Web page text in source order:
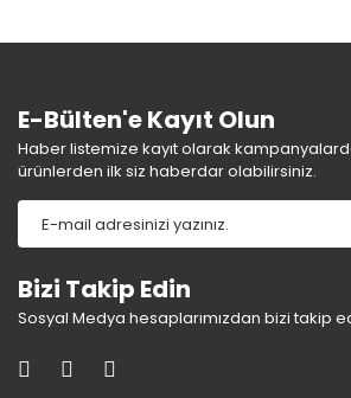
E-Bülten'e Kayıt Olun
Haber listemize kayıt olarak
ürünlerden ilk siz haberdar olabilirsiniz.
Bizi Takip Edin
Sosyal Medya hesaplarımızdan bizi takip